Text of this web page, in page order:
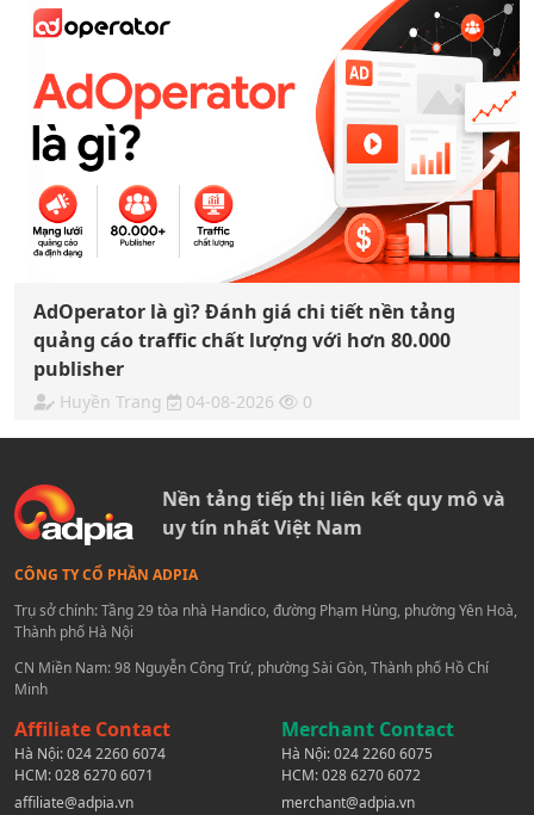
AdOperator là gì? Đánh giá chi tiết nền tảng
quảng cáo traffic chất lượng với hơn 80.000
publisher
Huyền Trang 04-08-2026 0
Nền tảng tiếp thị liên kết quy mô và
uy tín nhất Việt Nam
CÔNG TY CỔ PHẦN ADPIA
Trụ sở chính: Tầng 29 tòa nhà Handico, đường Phạm Hùng, phường Yên Hoà,
Thành phố Hà Nội
CN Miền Nam: 98 Nguyễn Công Trứ, phường Sài Gòn, Thành phố Hồ Chí
Minh
Affiliate Contact
Hà Nội:024 2260 6074
HCM:028 6270 6071
affiliate@adpia.vn
Merchant Contact
Hà Nội:024 2260 6075
HCM:028 6270 6072
merchant@adpia.vn